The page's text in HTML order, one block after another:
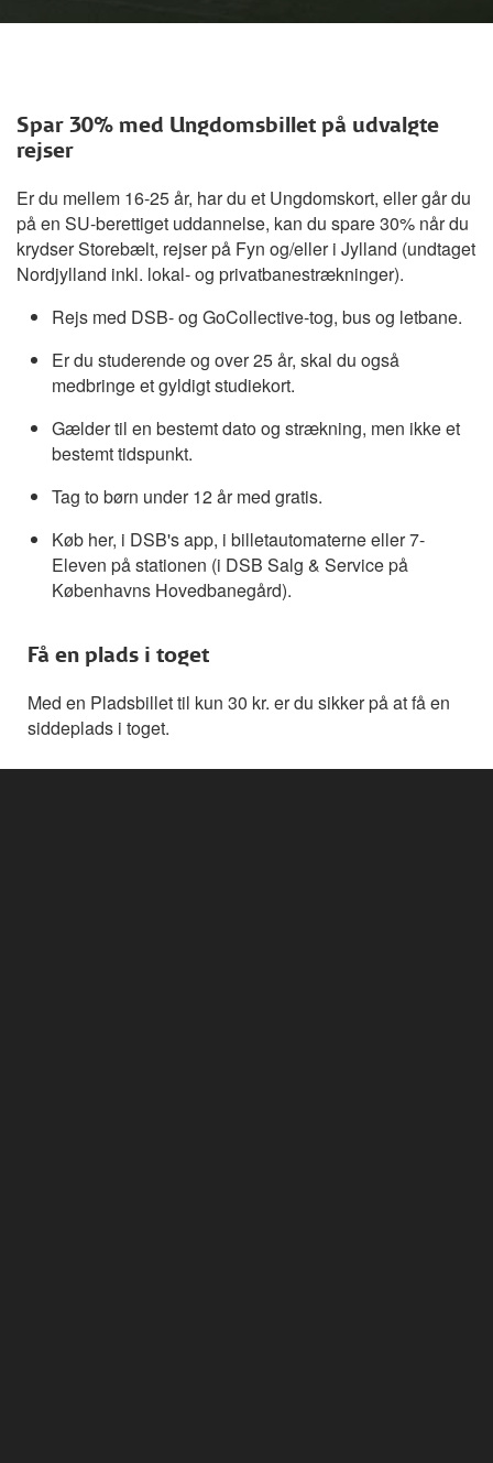
Spar 30% med Ungdomsbillet på udvalgte
rejser
Er du mellem 16-25 år, har du et Ungdomskort, eller går du
på en SU-berettiget uddannelse, kan du spare 30% når du
krydser Storebælt, rejser på Fyn og/eller i Jylland (undtaget
Nordjylland inkl. lokal- og privatbanestrækninger).
Rejs med DSB- og GoCollective-tog, bus og letbane.
Er du studerende og over 25 år, skal du også
medbringe et gyldigt studiekort.
Gælder til en bestemt dato og strækning, men ikke et
bestemt tidspunkt.
Tag to børn under 12 år med gratis.
Køb her, i DSB's app, i billetautomaterne eller 7-
Eleven på stationen (i DSB Salg & Service på
Københavns Hovedbanegård).
Få en plads i toget
Med en Pladsbillet til kun 30 kr. er du sikker på at få en
siddeplads i toget.